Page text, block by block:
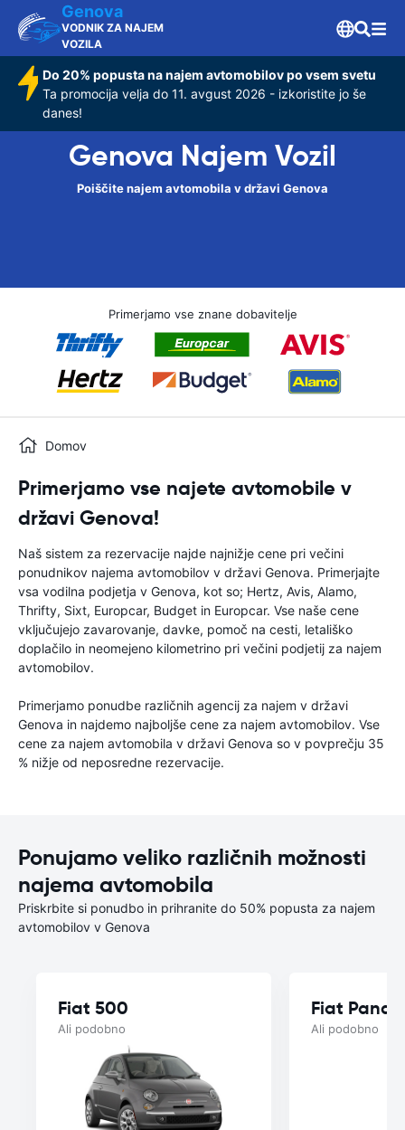
Genova
VODNIK ZA NAJEM
VOZILA
Do 20% popusta na najem avtomobilov po vsem svetu
Ta promocija velja do 11. avgust 2026 - izkoristite jo še
danes!
Genova Najem Vozil
Poiščite najem avtomobila v državi Genova
Primerjamo vse znane dobavitelje
Domov
Primerjamo vse najete avtomobile v
državi Genova!
Naš sistem za rezervacije najde najnižje cene pri večini
ponudnikov najema avtomobilov v državi Genova. Primerjajte
vsa vodilna podjetja v Genova, kot so; Hertz, Avis, Alamo,
Thrifty, Sixt, Europcar, Budget in Europcar. Vse naše cene
vključujejo zavarovanje, davke, pomoč na cesti, letališko
doplačilo in neomejeno kilometrino pri večini podjetij za najem
avtomobilov.
Primerjamo ponudbe različnih agencij za najem v državi
Genova in najdemo najboljše cene za najem avtomobilov. Vse
cene za najem avtomobila v državi Genova so v povprečju 35
% nižje od neposredne rezervacije.
Ponujamo veliko različnih možnosti
najema avtomobila
Priskrbite si ponudbo in prihranite do 50% popusta za najem
avtomobilov v Genova
Fiat 500
Ali podobno
Fiat Panda
Ali podobno